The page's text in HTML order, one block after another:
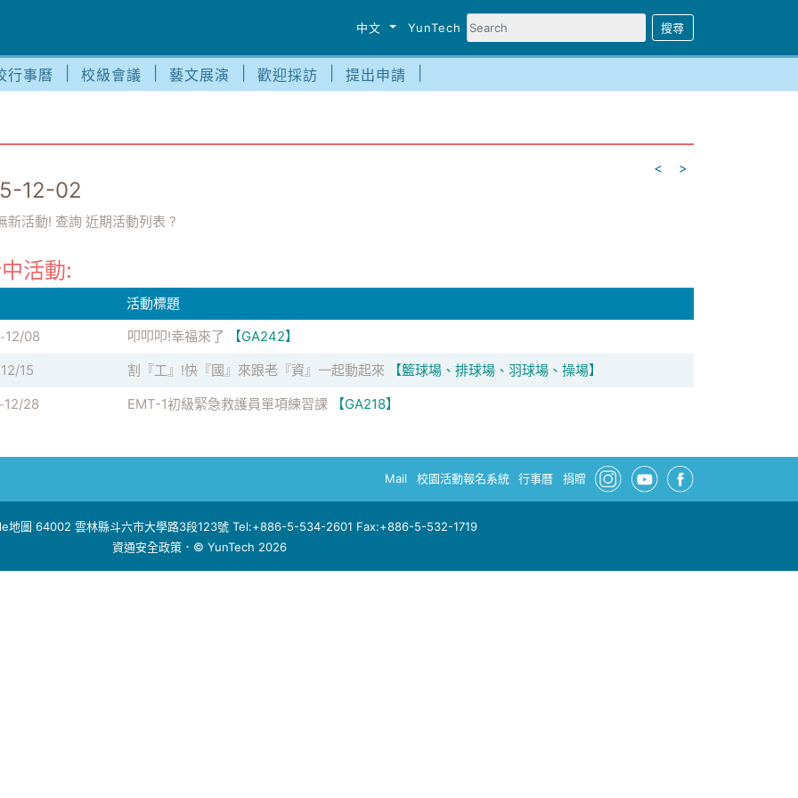
中文 YunTech
行事曆 校級會議 藝文展演 歡迎採訪 提出申請
< >
12-02
新活動! 查詢 近期活動列表 ?
活動:
活動標題
-12/08 叩叩叩!幸福來了
【GA242】
12/15 割『工』!快『國』來跟老『資』一起動起來
【籃球場、排球場、羽球場、操場】
-12/28 EMT-1初級緊急救護員單項練習課 【GA218】
Mail 校園活動報名系統 行事曆 捐贈
地圖 64002 雲林縣斗六市大學路3段123號 Tel:+886-5-534-2601 Fax:+886-5-532-1719
資通安全政策 ．© YunTech 2026